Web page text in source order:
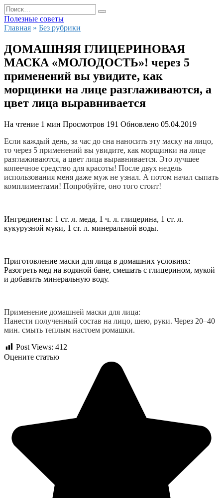
Перейти
к
содержанию
Search
for:
Полезные советы
Главная » Без рубрики
ДОМАШНЯЯ ГЛИЦЕРИНОВАЯ
МАСКА «МОЛОДОСТЬ»! через 5
применений вы увидите, как
морщинки на лице разглаживаются, а
цвет лица выравнивается
На чтение 1 мин Просмотров 191 Обновлено 05.04.2019
Если каждый день, за час до сна наносить эту маску на лицо,
то через 5 применений вы увидите, как морщинки на лице
разглаживаются, а цвет лица выравнивается. Это лучшее
копеечное средство для красоты! После двух недель
использования меня даже муж не узнал. А потом начал сыпать
комплиментами! Попробуйте, оно того стоит!
Ингредиенты: 1 ст. л. меда, 1 ч. л. глицерина, 1 ст. л.
кукурузной муки, 1 ст. л. минеральной воды.
Приготовление маски для лица в домашних условиях:
Разогреть мед на водяной бане, смешать с глицерином, мукой
и добавить минеральную воду.
Применение домашней маски для лица:
Нанести полученный состав на лицо, шею, руки. Через 20–40
мин. смыть теплым настоем ромашки.
Post Views: 412
Оцените статью